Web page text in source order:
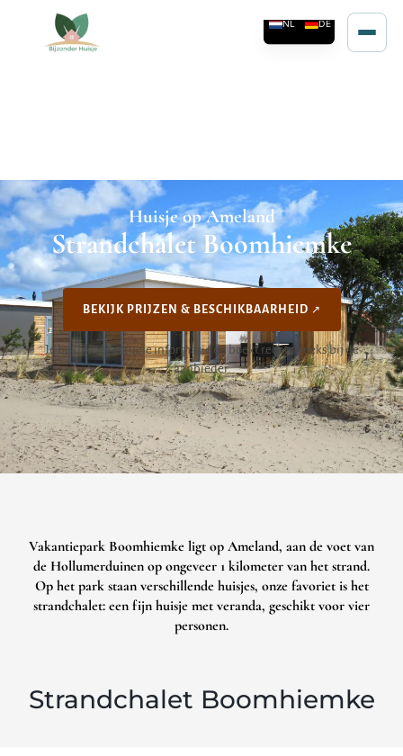
Huisje op Ameland
Strandchalet Boomhiemke
BEKIJK PRIJZEN & BESCHIKBAARHEID
Je bekijkt de actuele informatie en boekt rechtstreeks bij de
aanbieder.
Vakantiepark Boomhiemke ligt op Ameland, aan de voet van
de Hollumerduinen op ongeveer 1 kilometer van het strand.
Op het park staan verschillende huisjes, onze favoriet is het
strandchalet: een fijn huisje met veranda, geschikt voor vier
personen.
Strandchalet Boomhiemke